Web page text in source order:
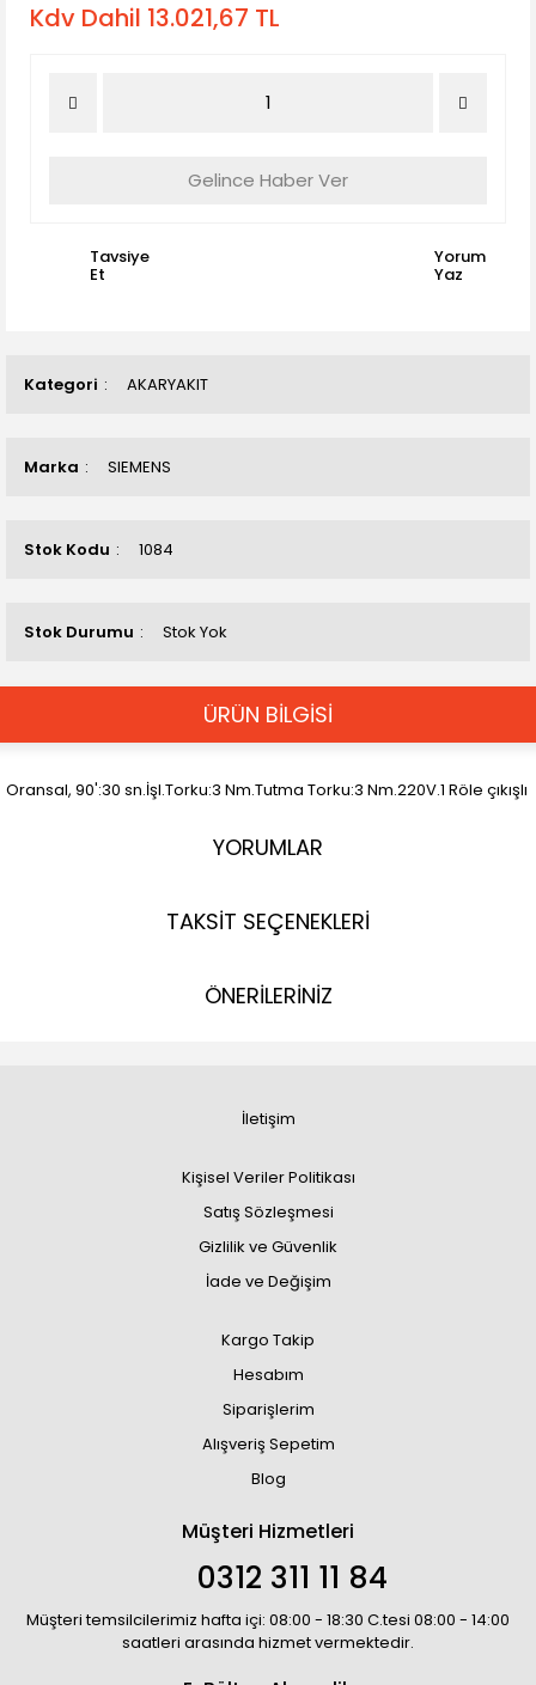
Kategori AKARYAKIT
Marka SIEMENS
Stok Kodu 1084
Stok Durumu Stok Yok
Kdv Dahil 13.021,67 TL
Gelince Haber Ver
Tavsiye
Et
Yorum
Yaz
ÜRÜN BİLGİSİ
Oransal, 90':30 sn.İşl.Torku:3 Nm.Tutma Torku:3 Nm.220V.1 Röle çıkışlı
YORUMLAR
TAKSİT SEÇENEKLERİ
ÖNERİLERİNİZ
İletişim
Kişisel Veriler Politikası
Satış Sözleşmesi
Gizlilik ve Güvenlik
İade ve Değişim
Kargo Takip
Hesabım
Siparişlerim
Alışveriş Sepetim
Blog
Müşteri Hizmetleri
0312 311 11 84
Müşteri temsilcilerimiz hafta içi: 08:00 - 18:30 C.tesi 08:00 - 14:00
saatleri arasında hizmet vermektedir.